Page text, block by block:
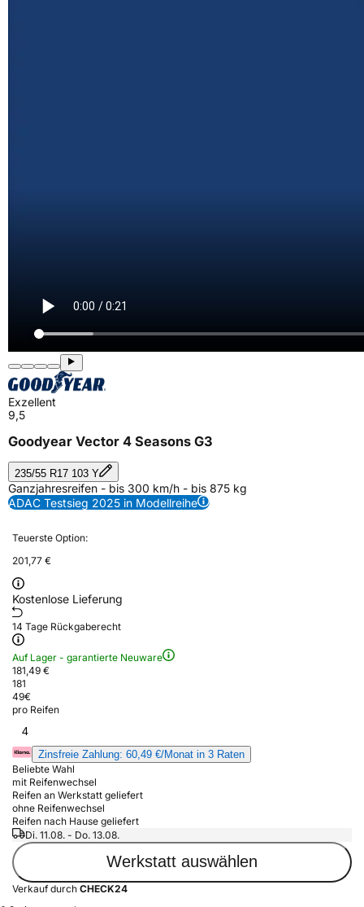
Exzellent
9,5
Goodyear Vector 4 Seasons G3
235/55 R17 103 Y
Ganzjahresreifen - bis 300 km/h - bis 875 kg
ADAC Testsieg 2025 in Modellreihe
Teuerste Option:
201,77 €
Kostenlose Lieferung
14 Tage Rückgaberecht
Auf Lager - garantierte Neuware
181,49 €
181
49€
pro Reifen
4
Zinsfreie Zahlung: 60,49 €/Monat in 3 Raten
Beliebte Wahl
mit Reifenwechsel
Reifen an Werkstatt geliefert
ohne Reifenwechsel
Reifen nach Hause geliefert
Di. 11.08. - Do. 13.08.
Werkstatt auswählen
Verkauf durch CHECK24